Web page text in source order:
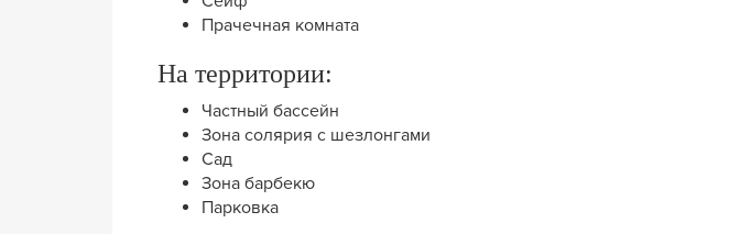
Прачечная комната
На территории:
Частный бассейн
Зона солярия с шезлонгами
Сад
Зона барбекю
Парковка